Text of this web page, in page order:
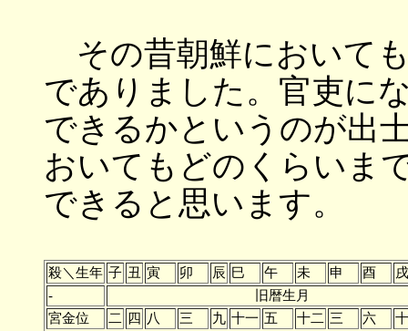
その昔朝鮮において
でありました。官吏に
できるかというのが出
おいてもどのくらいま
できると思います。
殺＼生年 子 丑 寅 卯 辰 巳 午 未 申 酉
戌
-
旧暦生月
宮金位
二 四 八 三 九 十一 五 十二 三 六
十